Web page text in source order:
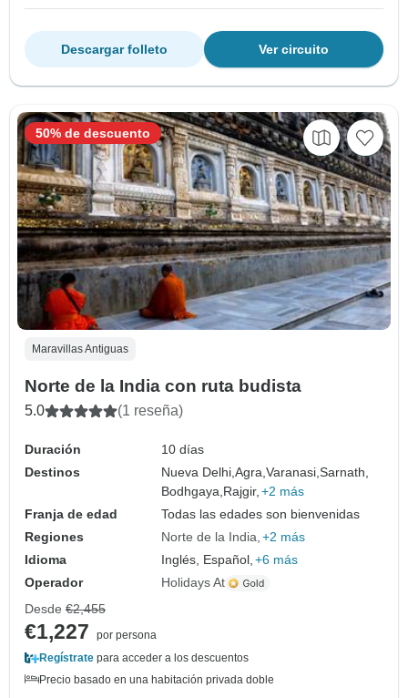
Ver circuito
Descargar folleto
Maravillas Antiguas
Norte de la India con ruta budista
5.0 (1 reseña)
Duración
10 días
Destinos
Nueva Delhi,Agra,Varanasi,Sarnath,
Bodhgaya,Rajgir, +2 más
Franja de edad
Todas las edades son bienvenidas
Regiones
Norte de la India +2 más
Idioma
Inglés, Español, +6 más
Operador
Holidays At
50% de descuento
Desde €2,455
€1,227
por persona
Regístrate para acceder a los descuentos
Precio basado en una habitación privada doble